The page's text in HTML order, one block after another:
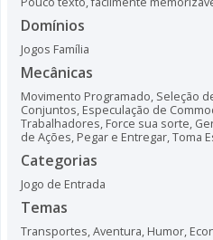
Domínios
Jogos Família
Mecânicas
Movimento Programado, Seleção
Conjuntos, Especulação de
Trabalhadores, Force sua sorte,
de Ações, Pegar e Entregar,Toma
Categorias
Jogo de Entrada
Temas
Transportes,Aventura, Humor,